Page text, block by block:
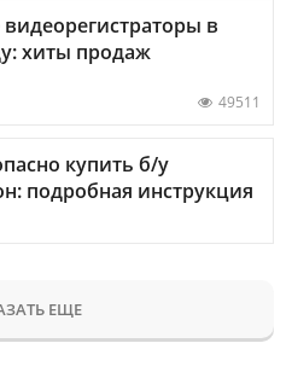
в
хиты продаж
49511
купить б/у
подробная инструкция
ЕЩЕ